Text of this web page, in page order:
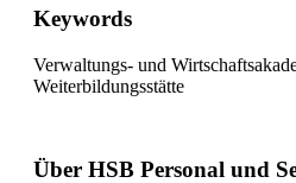
Keywords
Verwaltungs- und
Weiterbildungsstätte
Über HSB Personal und